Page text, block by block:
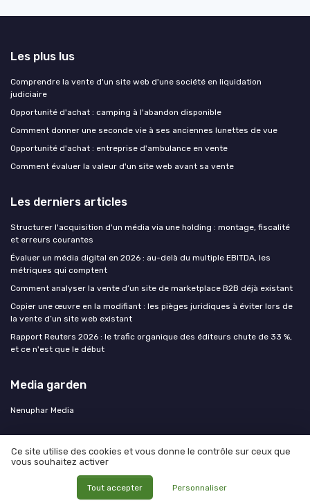
Les plus lus
Comprendre la vente d'un site web d'une société en liquidation
judiciaire
Opportunité d'achat : camping à l'abandon disponible
Comment donner une seconde vie à ses anciennes lunettes de vue
Opportunité d'achat : entreprise d'ambulance en vente
Comment évaluer la valeur d'un site web avant sa vente
Les derniers articles
Structurer l'acquisition d'un média via une holding : montage, fiscalité
et erreurs courantes
Évaluer un média digital en 2026 : au-delà du multiple EBITDA, les
métriques qui comptent
Comment analyser la vente d’un site de marketplace B2B déjà existant
Copier une œuvre en la modifiant : les pièges juridiques à éviter lors de
la vente d’un site web existant
Rapport Reuters 2026 : le trafic organique des éditeurs chute de 33 %,
et ce n'est que le début
Media garden
Nenuphar Media
Mentions légales
© Media garden 2026
Ce site utilise des cookies et vous donne le contrôle sur ceux que
vous souhaitez activer
Tout accepter Personnaliser